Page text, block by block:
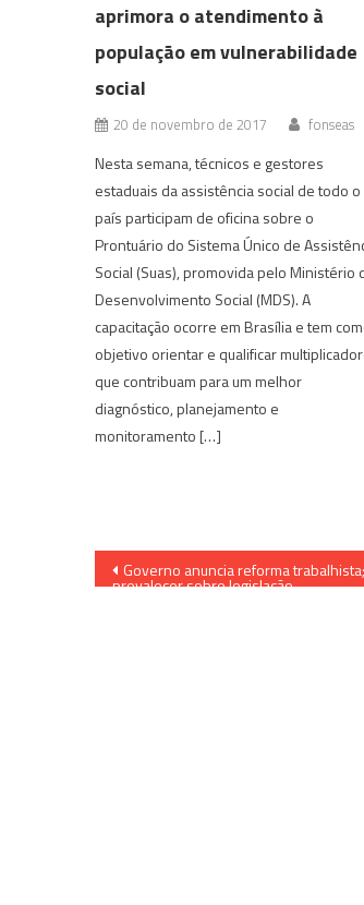
aprimora o atendimento à
população em vulnerabilidade
social
20 de novembro de 2017 fonseas
Nesta semana, técnicos e gestores
estaduais da assistência social de todo o
país participam de oficina sobre o
Prontuário do Sistema Único de
Social (Suas), promovida pelo Ministério
Desenvolvimento Social (MDS). A
capacitação ocorre em Brasília e tem
objetivo orientar e qualificar
que contribuam para um melhor
diagnóstico, planejamento e
monitoramento […]
Navegação
Governo anuncia reforma
prevalecer sobre legislação